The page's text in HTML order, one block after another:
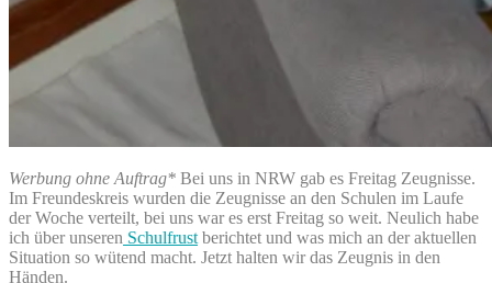
Werbung ohne Auftrag* Bei uns in NRW gab es Freitag Zeugnisse.
Im Freundeskreis wurden die Zeugnisse an den Schulen im Laufe
der Woche verteilt, bei uns war es erst Freitag so weit. Neulich habe
ich über unseren Schulfrust berichtet und was mich an der aktuellen
Situation so wütend macht. Jetzt halten wir das Zeugnis in den
Händen.